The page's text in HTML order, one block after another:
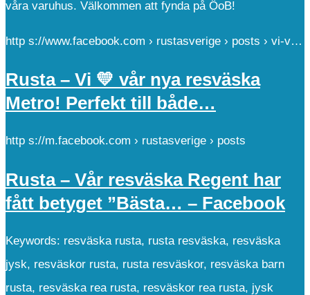
våra varuhus. Välkommen att fynda på ÖoB!
http s://www.facebook.com › rustasverige › posts › vi-v…
Rusta – Vi 💛 vår nya resväska
Metro! Perfekt till både…
http s://m.facebook.com › rustasverige › posts
Rusta – Vår resväska Regent har
fått betyget ”Bästa… – Facebook
Keywords: resväska rusta, rusta resväska, resväska
jysk, resväskor rusta, rusta resväskor, resväska barn
rusta, resväska rea rusta, resväskor rea rusta, jysk